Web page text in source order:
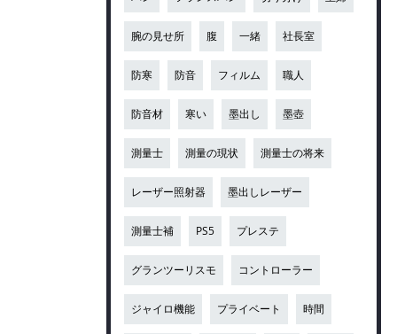
腕の見せ所 腹 一緒 社長室
防寒 防音 フィルム 職人
防音材 寒い 墨出し 墨壺
測量士 測量の現状 測量士の将来
レーザー照射器 墨出しレーザー
測量士補 PS5 プレステ
グランツーリスモ コントローラー
ジャイロ機能 プライベート 時間